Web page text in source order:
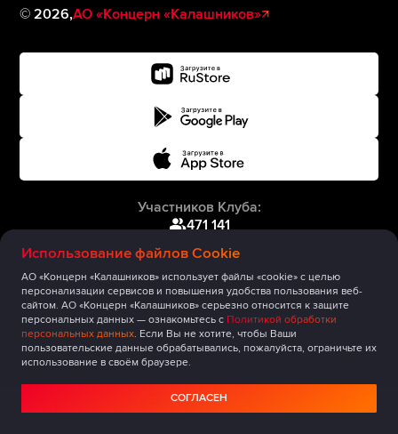
Использование файлов Cookie
АО «Концерн «Калашников» использует файлы «cookie» с целью
персонализации сервисов и повышения удобства пользования веб-
сайтом. АО «Концерн «Калашников» серьезно относится к защите
персональных данных — ознакомьтесь с Политикой обработки
персональных данных. Если Вы не хотите, чтобы Ваши
пользовательские данные обрабатывались, пожалуйста, ограничьте их
использование в своём браузере.
СОГЛАСЕН
©2026,АО «Концерн «Калашников»
Участников Клуба:
471 141